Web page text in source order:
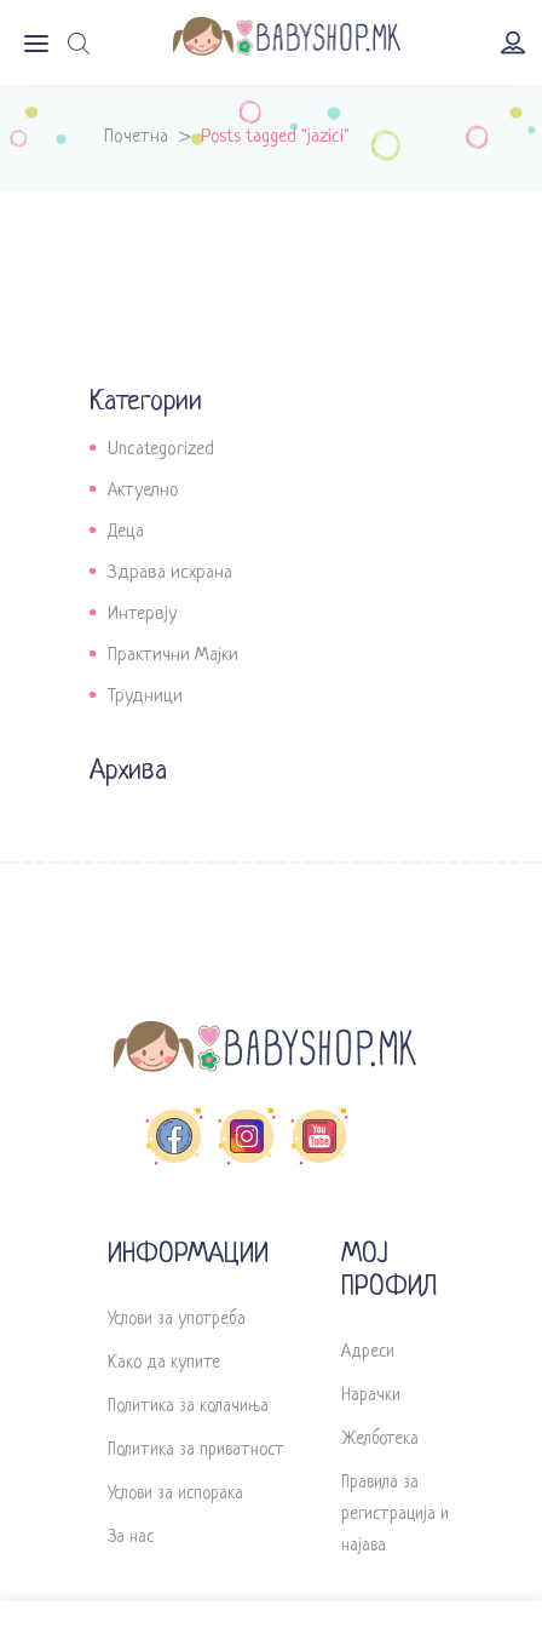
Почетна >Posts tagged "jazici"
Категории
Uncategorized
Актуелно
Деца
Здрава исхрана
Интервју
Практични Мајки
Трудници
Архива
ИНФОРМАЦИИ
Услови за употреба
Како да купите
Политика за колачиња
Политика за приватност
Услови за испорака
За нас
МОЈ
ПРОФИЛ
Адреси
Нарачки
Желботека
Правила за
регистрација и
најава